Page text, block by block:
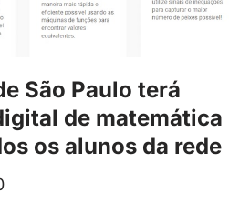
São Paulo terá
de matemática
os alunos da rede